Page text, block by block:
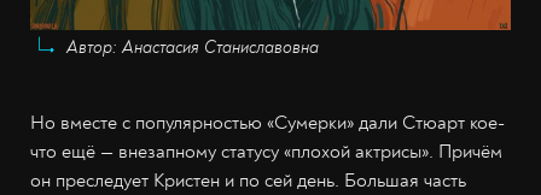
Автор: Анастасия Станиславовна
Но вместе с популярностью «Сумерки» дали Стюарт кое-
что ещё — внезапному статусу «плохой актрисы». Причём
он преследует Кристен и по сей день. Большая часть